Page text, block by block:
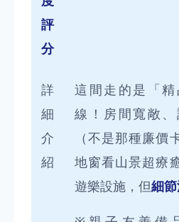
評
分
詳
細
介
紹
這間走的是「
線！房間寬敞
（不是那種廉價
地窗看山景超療
遊樂設施，但細